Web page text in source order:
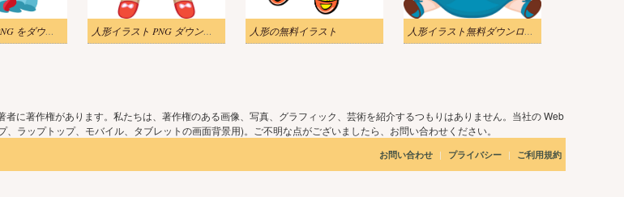
人形イラスト PNG をダウンロード 人形イラスト PNG ダウンロード 人形の無料イラスト 人形イラスト無料ダウンロード 2
に著作権があります。私たちは、著作権のある画像、写真、グラフィック、芸術を紹介するつもりはありません。当社の Web
ラップトップ、モバイル、タブレットの画面背景用)。ご不明な点がございましたら、お問い合わせください。
お問い合わせ | プライバシー | ご利用規約